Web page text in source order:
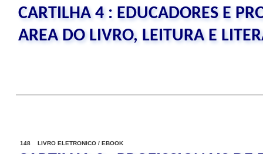
CARTILHA 4 : EDUCADORES E
AREA DO LIVRO, LEITURA E
148 LIVRO ELETRONICO / EBOOK